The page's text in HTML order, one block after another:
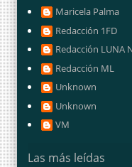
Maricela Palma
Redacción 1FD
Redacción LUNA
Redacción ML
Unknown
Unknown
VM
Las más leídas